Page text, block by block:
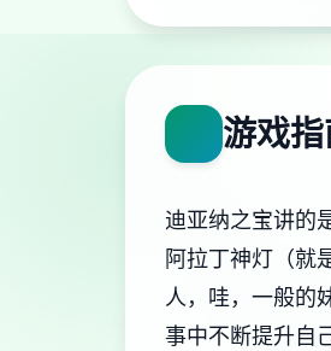
游戏
迪亚纳之宝讲的
阿拉丁神灯（就
人，哇，一般的
事中不断提升自